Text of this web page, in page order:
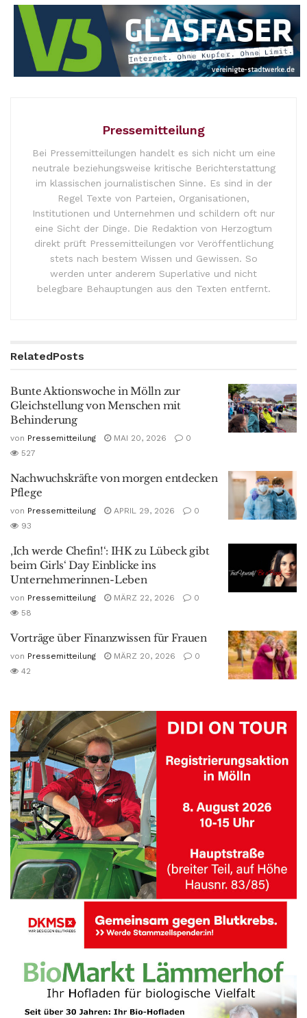
Pressemitteilung
Bei Pressemitteilungen handelt es sich nicht um eine
neutrale beziehungsweise kritische Berichterstattung
im klassischen journalistischen Sinne. Es sind in der
Regel Texte von Parteien, Organisationen,
Institutionen und Unternehmen und schildern oft nur
eine Sicht der Dinge. Die Redaktion von Herzogtum
direkt prüft Pressemitteilungen vor Veröffentlichung
stets nach bestem Wissen und Gewissen. So
werden unter anderem Superlative und nicht
belegbare Behauptungen aus den Texten entfernt.
RelatedPosts
Bunte Aktionswoche in Mölln zur
Gleichstellung von Menschen mit
Behinderung
von Pressemitteilung MAI 20, 2026
0
527
Nachwuchskräfte von morgen entdecken
Pflege
von Pressemitteilung APRIL 29, 2026
0
93
‚Ich werde Chefin!‘: IHK zu Lübeck gibt
beim Girls‘ Day Einblicke ins
Unternehmerinnen-Leben
von Pressemitteilung MÄRZ 22, 2026
0
58
Vorträge über Finanzwissen für Frauen
von Pressemitteilung MÄRZ 20, 2026
0
42